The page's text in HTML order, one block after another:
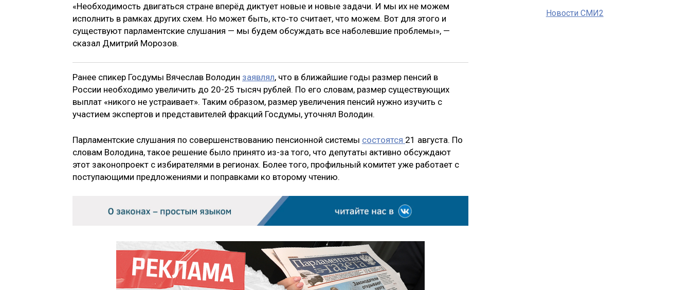
«Необходимость двигаться стране вперёд диктует новые и новые задачи. И мы их не можем
исполнить в рамках других схем. Но может быть, кто‑то считает, что можем. Вот для этого и
существуют парламентские слушания — мы будем обсуждать все наболевшие проблемы», —
сказал Дмитрий Морозов.
Ранее спикер Госдумы Вячеслав Володин заявлял, что в ближайшие годы размер пенсий в
России необходимо увеличить до 20-25 тысяч рублей. По его словам, размер существующих
выплат «никого не устраивает». Таким образом, размер увеличения пенсий нужно изучить с
участием экспертов и представителей фракций Госдумы, уточнял Володин.
Парламентские слушания по совершенствованию пенсионной системы состоятся 21 августа. По
словам Володина, такое решение было принято из-за того, что депутаты активно обсуждают
этот законопроект с избирателями в регионах. Более того, профильный комитет уже работает с
поступающими предложениями и поправками ко второму чтению.
Новости СМИ2